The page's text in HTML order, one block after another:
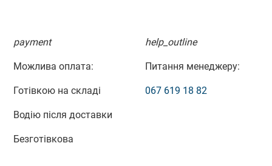
payment
Можлива оплата:
Готівкою на складі
Водію після доставки
Безготівкова
help_outline
Питання менеджеру:
067 619 18 82